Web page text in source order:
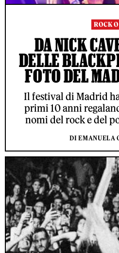
ROCK
DA NICK
DELLE
FOTO DEL
Il festival di Madrid
primi 10 anni
nomi del rock e del
DI EMANUELA